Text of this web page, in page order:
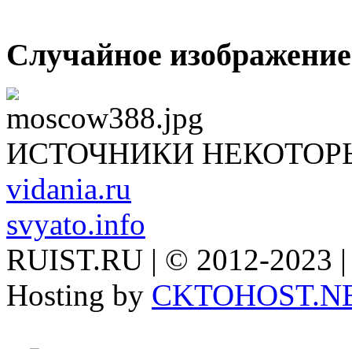
Случайное изображение
ИСТОЧНИКИ
vidania.ru
svyato.info
RUIST.RU | © 2012-2023
Hosting by